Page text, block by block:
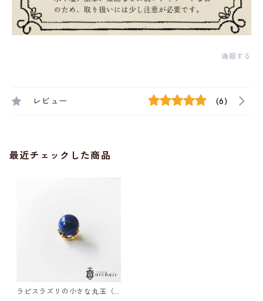
通報する
レビュー (6)
最近チェックした商品
ラピスラズリの小さな丸玉（1